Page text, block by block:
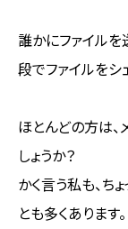
誰かにファイル
段でファイルをシ
ほとんどの方は
しょうか？
かく言う私も、ち
とも多くあります。